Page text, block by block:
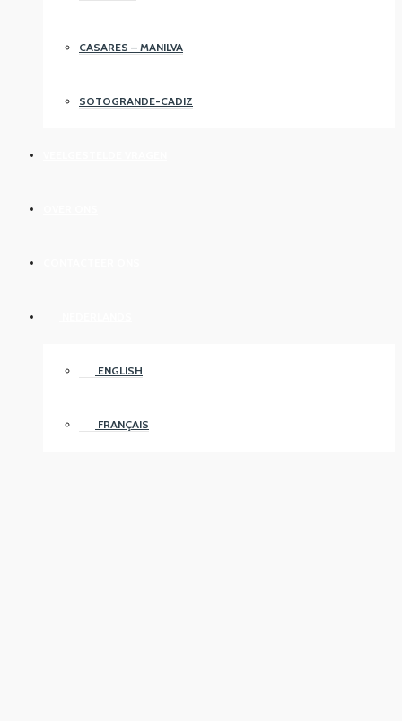
CASARES – MANILVA
SOTOGRANDE-CADIZ
ENGLISH
FRANÇAIS